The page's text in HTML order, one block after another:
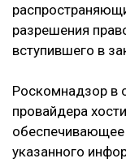
разрешения
вступившего в
Роскомнадзор в
провайдера
обеспечивающее
указанного